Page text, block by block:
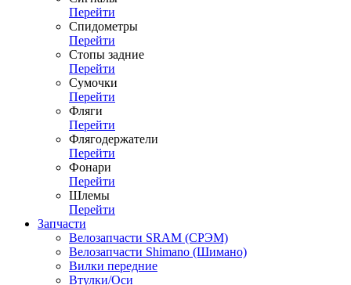
Перейти
Спидометры
Перейти
Стопы задние
Перейти
Сумочки
Перейти
Фляги
Перейти
Флягодержатели
Перейти
Фонари
Перейти
Шлемы
Перейти
Запчасти
Велозапчасти SRAM (СРЭМ)
Велозапчасти Shimano (Шимано)
Вилки передние
Втулки/Оси